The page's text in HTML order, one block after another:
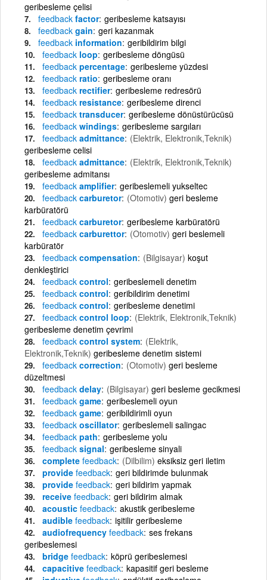
geribesleme çelisi
feedback factor geribesleme katsayısı
feedback gain geri kazanmak
feedback information geribildirim bilgi
feedback loop geribesleme döngüsü
feedback percentage geribesleme yüzdesi
feedback ratio geribesleme oranı
feedback rectifier geribesleme redresörü
feedback resistance geribesleme direnci
feedback transducer geribesleme dönüstürücüsü
feedback windings geribesleme sargıları
feedback admittance (Elektrik, Elektronik,Teknik)
geribesleme celisi
feedback admittance (Elektrik, Elektronik,Teknik)
geribesleme admitansı
feedback amplifier geribeslemeli yukseltec
feedback carburetor (Otomotiv) geri besleme
karbüratörü
feedback carburetor geribesleme karbüratörü
feedback carburettor (Otomotiv) geri beslemeli
karbüratör
feedback compensation (Bilgisayar) koşut
denkleştirici
feedback control geribeslemeli denetim
feedback control geribildirim denetimi
feedback control geribesleme denetimi
feedback control loop (Elektrik, Elektronik,Teknik)
geribesleme denetim çevrimi
feedback control system (Elektrik,
Elektronik,Teknik) geribesleme denetim sistemi
feedback correction (Otomotiv) geri besleme
düzeltmesi
feedback delay (Bilgisayar) geri besleme gecikmesi
feedback game geribeslemeli oyun
feedback game geribildirimli oyun
feedback oscillator geribeslemeli salingac
feedback path geribesleme yolu
feedback signal geribesleme sinyali
complete feedback (Dilbilim) eksiksiz geri iletim
provide feedback geri bildirimde bulunmak
provide feedback geri bildirim yapmak
receive feedback geri bildirim almak
acoustic feedback akustik geribesleme
audible feedback işitilir geribesleme
audiofrequency feedback ses frekans
geribeslemesi
bridge feedback köprü geribeslemesi
capacitive feedback kapasitif geri besleme